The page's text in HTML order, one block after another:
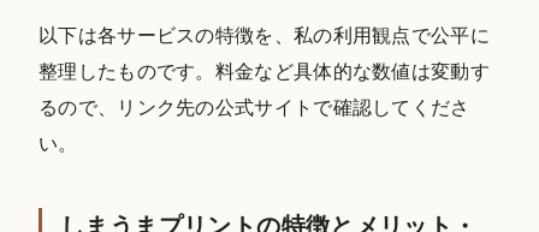
以下は各サービスの特徴を、私の利用観点で公平に
整理したものです。料金など具体的な数値は変動す
るので、リンク先の公式サイトで確認してくださ
い。
しまうまプリントの特徴とメリット・